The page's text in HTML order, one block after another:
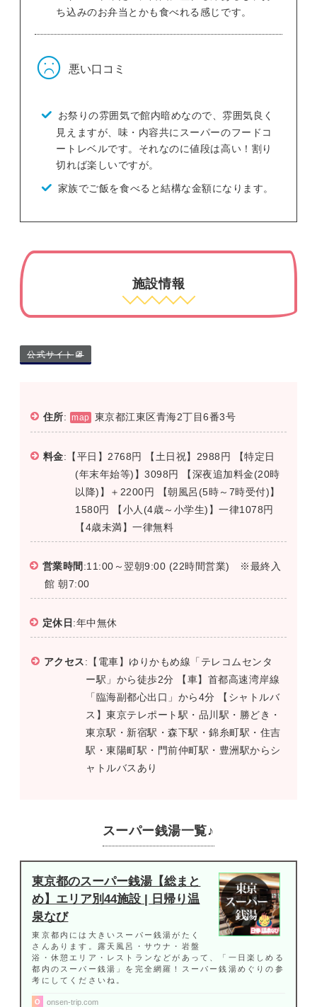
ち込みのお弁当とかも食べれる感じです。
悪い口コミ
お祭りの雰囲気で館内暗めなので、雰囲気良く
見えますが、味・内容共にスーパーのフードコ
ートレベルです。それなのに値段は高い！割り
切れば楽しいですが。
家族でご飯を食べると結構な金額になります。
施設情報
公式サイト
住所: map 東京都江東区青海2丁目6番3号
料金:【平日】2768円 【土日祝】2988円 【特定日
(年末年始等)】3098円 【深夜追加料金(20時
以降)】＋2200円 【朝風呂(5時～7時受付)】
1580円 【小人(4歳～小学生)】一律1078円
【4歳未満】一律無料
営業時間 :11:00～翌朝9:00 (22時間営業) ※最終入
館 朝7:00
定休日 :年中無休
アクセス:【電車】ゆりかもめ線「テレコムセンタ
ー駅」から徒歩2分 【車】首都高速湾岸線
「臨海副都心出口」から4分 【シャトルバ
ス】東京テレポート駅・品川駅・勝どき・
東京駅・新宿駅・森下駅・錦糸町駅・住吉
駅・東陽町駅・門前仲町駅・豊洲駅からシ
ャトルバスあり
スーパー銭湯一覧♪
東京都のスーパー銭湯【総まと
め】エリア別44施設 | 日帰り温
泉なび
東京都内には大きいスーパー銭湯がたく
さんあります。露天風呂・サウナ・岩盤
浴・休憩エリア・レストランなどがあって、「一日楽しめる
都内のスーパー銭湯」を完全網羅！スーパー銭湯めぐりの参
考にしてくださいね。
onsen-trip.com